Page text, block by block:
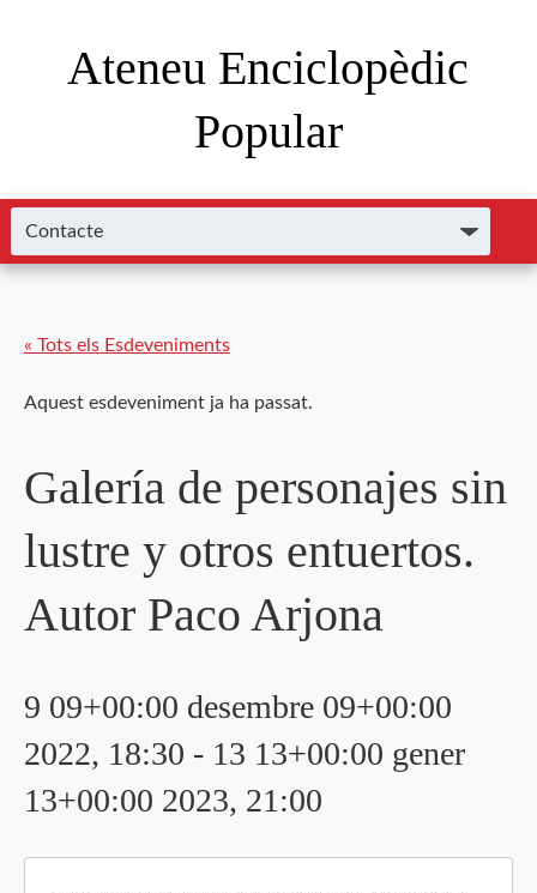
Ateneu Enciclopèdic
Popular
« Tots els Esdeveniments
Aquest esdeveniment ja ha passat.
Galería de personajes sin
lustre y otros entuertos.
Autor Paco Arjona
9 09+00:00 desembre 09+00:00
2022, 18:30 - 13 13+00:00 gener
13+00:00 2023, 21:00